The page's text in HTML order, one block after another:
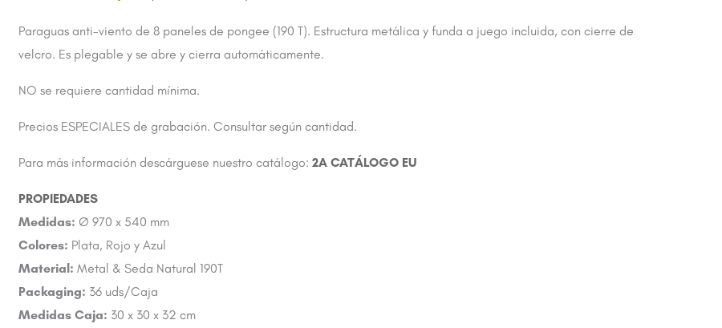
Paraguas anti-viento de 8 paneles de pongee (190 T). Estructura metálica y funda a juego incluida, con cierre de
velcro. Es plegable y se abre y cierra automáticamente.
NO se requiere cantidad mínima.
Precios ESPECIALES de grabación. Consultar según cantidad.
Para más información descárguese nuestro catálogo: 2A CATÁLOGO EU
Medidas: Ø 970 x 540 mm
Colores: Plata, Rojo y Azul
Material: Metal & Seda Natural 190T
Packaging: 36 uds/Caja
Medidas Caja: 30 x 30 x 32 cm